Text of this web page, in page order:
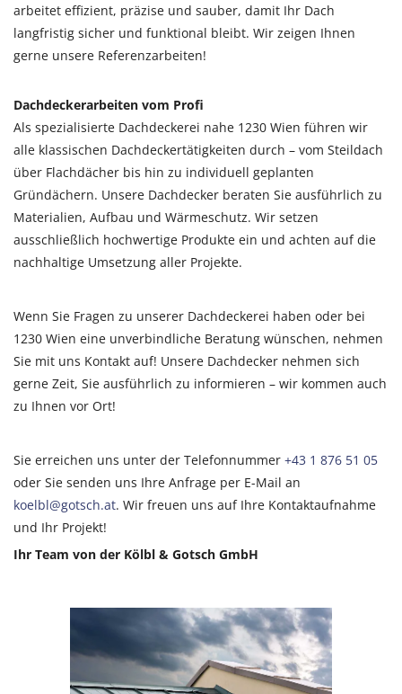
arbeitet effizient, präzise und sauber, damit Ihr Dach
langfristig sicher und funktional bleibt. Wir zeigen Ihnen
gerne unsere Referenzarbeiten!
Dachdeckerarbeiten vom Profi
Als spezialisierte Dachdeckerei nahe 1230 Wien führen wir
alle klassischen Dachdeckertätigkeiten durch – vom Steildach
über Flachdächer bis hin zu individuell geplanten
Gründächern. Unsere Dachdecker beraten Sie ausführlich zu
Materialien, Aufbau und Wärmeschutz. Wir setzen
ausschließlich hochwertige Produkte ein und achten auf die
nachhaltige Umsetzung aller Projekte.
Wenn Sie Fragen zu unserer Dachdeckerei haben oder bei
1230 Wien eine unverbindliche Beratung wünschen, nehmen
Sie mit uns Kontakt auf! Unsere Dachdecker nehmen sich
gerne Zeit, Sie ausführlich zu informieren – wir kommen auch
zu Ihnen vor Ort!
Sie erreichen uns unter der Telefonnummer +43 1 876 51 05
oder Sie senden uns Ihre Anfrage per E-Mail an
koelbl@gotsch.at. Wir freuen uns auf Ihre Kontaktaufnahme
und Ihr Projekt!
Ihr Team von der Kölbl & Gotsch GmbH